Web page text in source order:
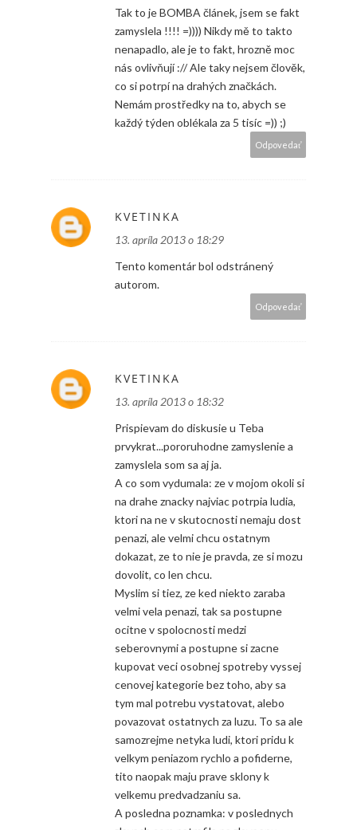
Tak to je BOMBA článek, jsem se fakt
zamyslela !!!! =)))) Nikdy mě to takto
nenapadlo, ale je to fakt, hrozně moc
nás ovlivňují :// Ale taky nejsem člověk,
co si potrpí na drahých značkách.
Nemám prostředky na to, abych se
každý týden oblékala za 5 tisíc =)) ;)
Odpovedať
KVETINKA
13. apríla 2013 o 18:29
Tento komentár bol odstránený
autorom.
Odpovedať
KVETINKA
13. apríla 2013 o 18:32
Prispievam do diskusie u Teba
prvykrat...pororuhodne zamyslenie a
zamyslela som sa aj ja.
A co som vydumala: ze v mojom okoli si
na drahe znacky najviac potrpia ludia,
ktori na ne v skutocnosti nemaju dost
penazi, ale velmi chcu ostatnym
dokazat, ze to nie je pravda, ze si mozu
dovolit, co len chcu.
Myslim si tiez, ze ked niekto zaraba
velmi vela penazi, tak sa postupne
ocitne v spolocnosti medzi
seberovnymi a postupne si zacne
kupovat veci osobnej spotreby vyssej
cenovej kategorie bez toho, aby sa
tym mal potrebu vystatovat, alebo
povazovat ostatnych za luzu. To sa ale
samozrejme netyka ludi, ktori pridu k
velkym peniazom rychlo a pofiderne,
tito naopak maju prave sklony k
velkemu predvadzaniu sa.
A posledna poznamka: v poslednych